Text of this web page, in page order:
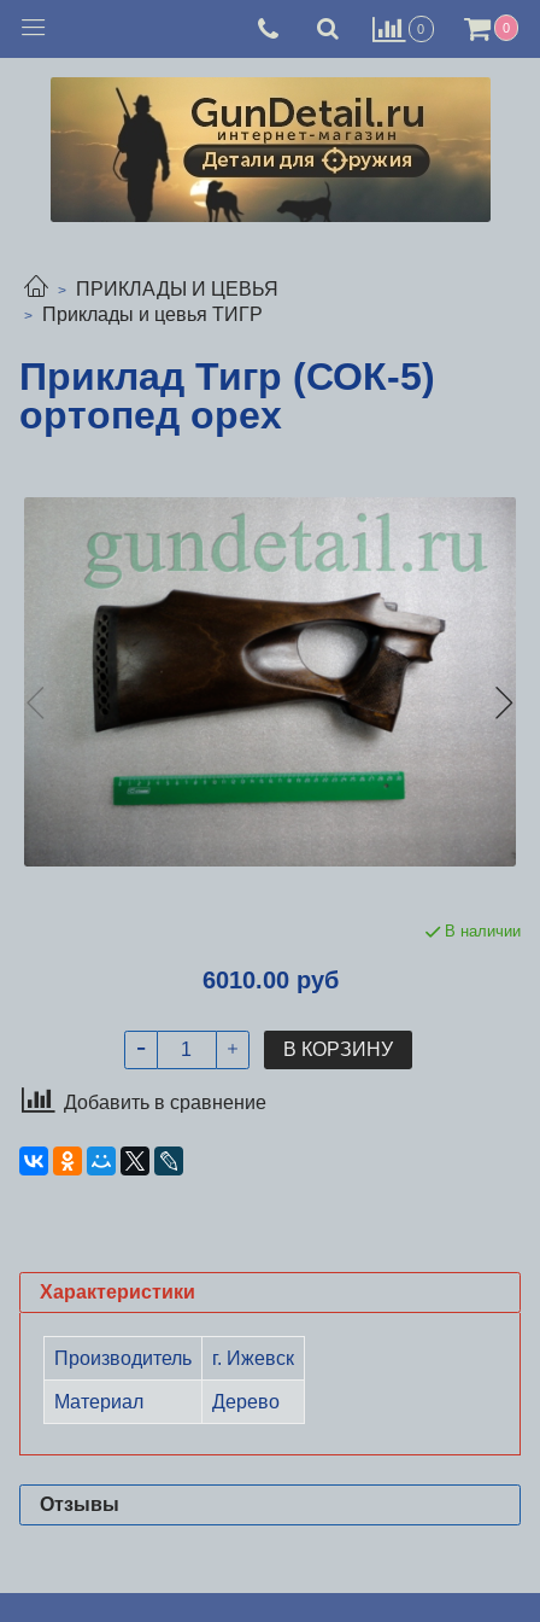
0 0
ПРИКЛАДЫ И ЦЕВЬЯ
Приклады и цевья ТИГР
Приклад Тигр (СОК-5)
ортопед орех
В наличии
6010.00 руб
В КОРЗИНУ
Добавить в сравнение
Характеристики
Производитель г. Ижевск
Материал Дерево
Отзывы